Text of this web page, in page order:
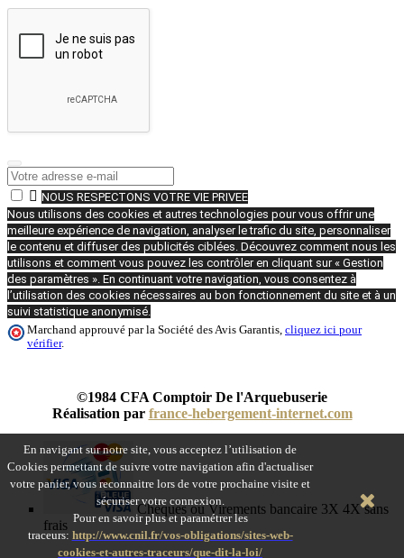
En navigant sur notre site, vous acceptez l’utilisation de
Cookies permettant de suivre votre navigation afin d'actualiser
votre panier, vous reconnaitre lors de votre prochaine visite et
sécuriser votre connexion.
Pour en savoir plus et paramétrer les
traceurs: http://www.cnil.fr/vos-obligations/sites-web-
cookies-et-autres-traceurs/que-dit-la-loi/
 NOUS RESPECTONS VOTRE VIE PRIVEE
Nous utilisons des cookies et autres technologies pour vous offrir une
meilleure expérience de navigation, analyser le trafic du site, personnaliser
le contenu et diffuser des publicités ciblées. Découvrez comment nous les
utilisons et comment vous pouvez les contrôler en cliquant sur « Gestion
des paramètres ». En continuant votre navigation, vous consentez à
l’utilisation des cookies nécessaires au bon fonctionnement du site et à un
suivi statistique anonymisé.
Marchand approuvé par la Société des Avis Garantis, cliquez ici pour
vérifier.
©1984 CFA Comptoir De l'Arquebuserie
Réalisation par france-hebergement-internet.com
Chèques ou Virements bancaire 3X 4X sans
frais